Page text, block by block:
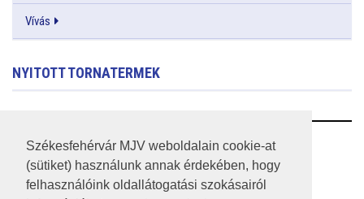
Székesfehérvár MJV weboldalain cookie-at
(sütiket) használunk annak érdekében, hogy
felhasználóink oldallátogatási szokásairól
Vívás
NYITOTT TORNATERMEK
RSS
A HONLAP 2017.03.31-I ÁLLAPOTA